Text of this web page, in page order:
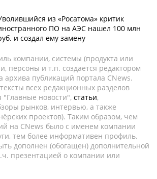
из «Росатома» критик
ПО на АЭС нашел 100 млн
и создал ему замену
компании, системы (продукта или
персоны и т.п. создается редактором
архива публикаций портала CNews.
всех редакционных разделов
"Главные новости", статьи,
рынков, интервью, а также
проектов). Таким образом, чем
на CNews было с именем компании
тем более информативен профиль.
дополнен (обогащен) дополнительной
презентацией о компании или